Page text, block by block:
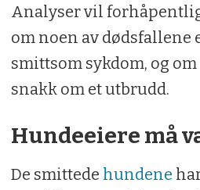
Analyser vil
om noen av dødsfallene
smittsom sykdom, og
snakk om et utbrudd.
Hundeeiere må
De smittede hundene